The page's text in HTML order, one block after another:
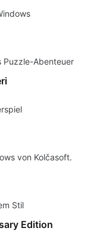
Puzzle-Abenteuer
von Kolčasoft.
Stil
Edition